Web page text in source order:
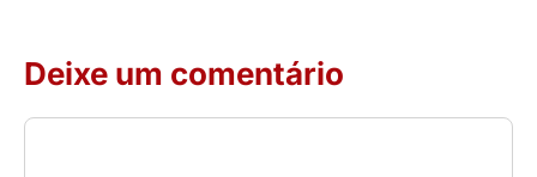
Deixe um comentário
Comentário